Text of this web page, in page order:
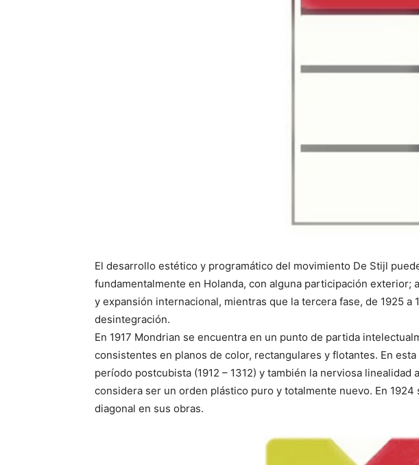
El desarrollo estético y programático del movimiento De Stijl
fundamentalmente en Holanda, con alguna participación exterior;
y expansión internacional, mientras que la tercera fase, de 1925
desintegración.
En 1917 Mondrian se encuentra en un punto de partida
consistentes en planos de color, rectangulares y flotantes. En
período postcubista (1912 – 1312) y también la nerviosa
considera ser un orden plástico puro y totalmente nuevo. En
diagonal en sus obras.